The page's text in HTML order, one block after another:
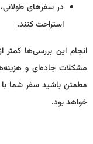
در سفرهای
استراحت کنند.
مشکلات جاده‌ای و
خواهد بود.